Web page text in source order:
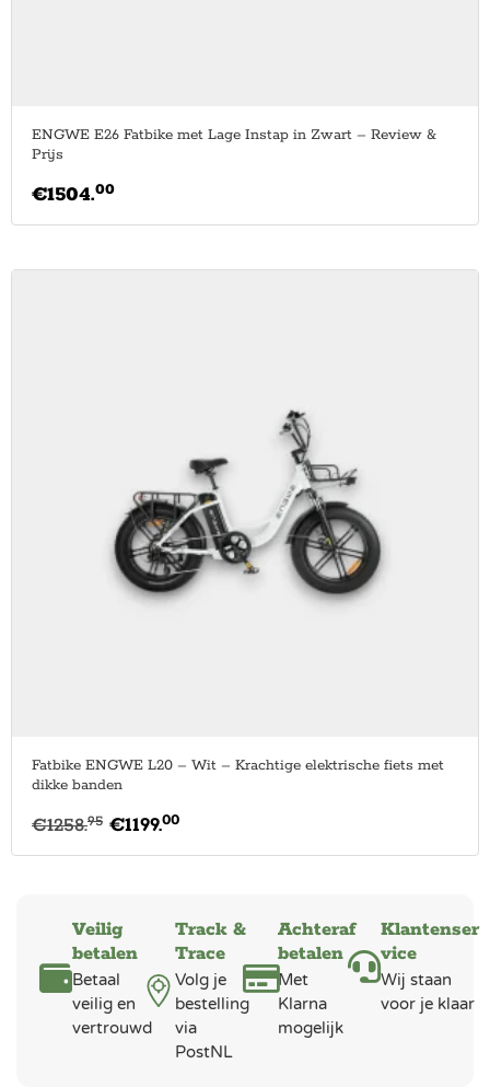
ENGWE E26 Fatbike met Lage Instap in Zwart – Review &
Prijs
€1504.00
Fatbike ENGWE L20 – Wit – Krachtige elektrische fiets met
dikke banden
€1258.95 €1199.00
Veilig
betalen
Betaal
veilig en
vertrouwd
Track &
Trace
Volg je
bestelling
via
PostNL
Achteraf
betalen
Met
Klarna
mogelijk
Klantenser
vice
Wij staan
voor je klaar